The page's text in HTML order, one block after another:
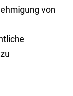
von